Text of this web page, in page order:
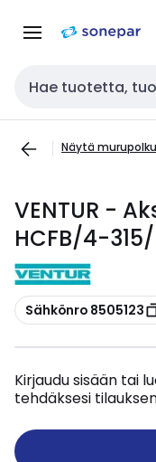
navigointiinsisältöön
Haku
Näytä murupolku
VENTUR -
HCFB/4-
Kopioi
Sähkönro 8505123
Kirjaudu sisään tai
tehdäksesi